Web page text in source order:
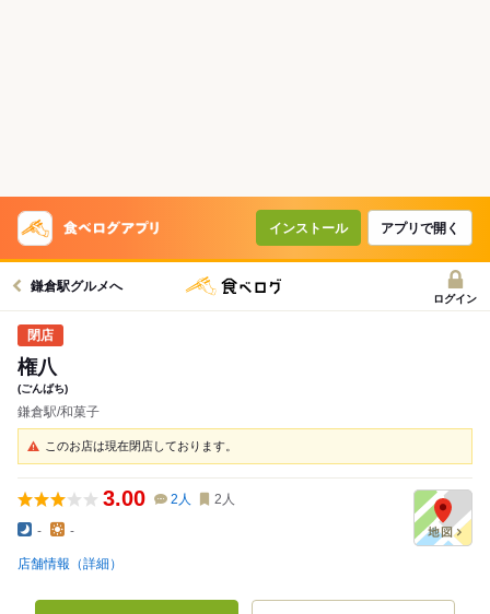
インストール アプリで開く
鎌倉駅グルメへ
ログイン
権八
(ごんばち)
鎌倉駅/和菓子
このお店は現在閉店しております。
3.00 2 人 2 人
- -
店舗情報（詳細）